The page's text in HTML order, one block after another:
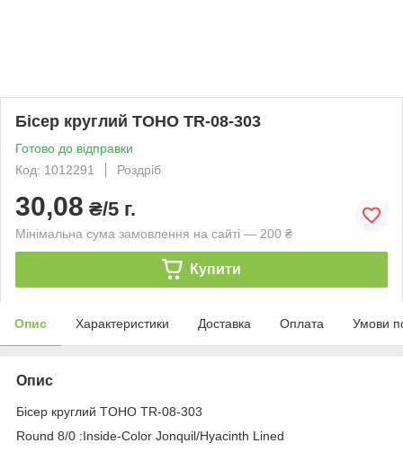
Бісер круглий TOHO TR-08-303
Готово до відправки
Код: 1012291
Роздріб
30,08 ₴/5 г.
Мінімальна сума замовлення на сайті — 200 ₴
Купити
Опис Характеристики Доставка Оплата Умови
Опис
Бісер круглий TOHO TR-08-303
Round 8/0 :Inside-Color Jonquil/Hyacinth Lined